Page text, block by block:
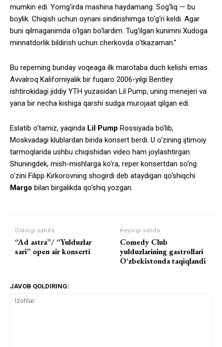
mumkin edi. Yomg‘irda mashina haydamang. Sog‘liq — bu
boylik. Chiqish uchun oynani sindirishimga to‘g‘ri keldi. Agar
buni qilmaganimda o‘lgan bo‘lardim. Tug‘ilgan kunimni Xudoga
minnatdorlik bildirish uchun cherkovda o‘tkazaman.”
Bu reperning bunday voqeaga ilk marotaba duch kelishi emas.
Avvalroq Kaliforniyalik bir fuqaro 2006-yilgi Bentley
ishtirokidagi jiddiy YTH yuzasidan Lil Pump, uning menejeri va
yana bir necha kishiga qarshi sudga murojaat qilgan edi.
Eslatib o‘tamiz, yaqinda Lil Pump Rossiyada bo‘lib,
Moskvadagi klublardan birida konsert berdi. U o‘zining ijtimoiy
tarmoqlarida ushbu chiqishidan video ham joylashtirgan.
Shuningdek, mish-mishlarga ko‘ra, reper konsertdan so‘ng
o‘zini Filipp Kirkorovning shogirdi deb ataydigan qo‘shiqchi
Margo bilan birgalikda qo‘shiq yozgan.
Oldingi sahifa
“Ad astra”/ “Yulduzlar
sari” open air konserti
Keyingi sahifa
Comedy Club
yulduzlarining gastrollari
O‘zbekistonda taqiqlandi
JAVOB QOLDIRING: